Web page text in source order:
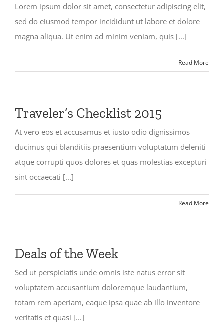
Lorem ipsum dolor sit amet, consectetur adipiscing elit,
sed do eiusmod tempor incididunt ut labore et dolore
magna aliqua. Ut enim ad minim veniam, quis [...]
Read More
Traveler’s Checklist 2015
At vero eos et accusamus et iusto odio dignissimos
ducimus qui blanditiis praesentium voluptatum deleniti
atque corrupti quos dolores et quas molestias excepturi
sint occaecati [...]
Read More
Deals of the Week
Sed ut perspiciatis unde omnis iste natus error sit
voluptatem accusantium doloremque laudantium,
totam rem aperiam, eaque ipsa quae ab illo inventore
veritatis et quasi [...]